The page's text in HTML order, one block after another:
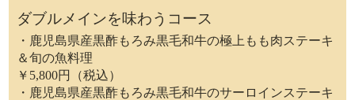
ダブルメインを味わうコース
・鹿児島県産黒酢もろみ黒毛和牛の極上もも肉ステーキ
＆旬の魚料理
￥5,800円（税込）
・鹿児島県産黒酢もろみ黒毛和牛のサーロインステーキ